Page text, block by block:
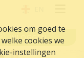
INLOGGEN
om goed te
cookies we
instellingen